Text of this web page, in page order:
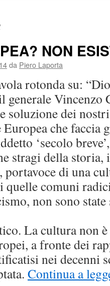
NON
da Piero Laporta
rotonda su:
generale
soluzione dei
Europea che faccia
‘secolo
stragi della storia,
portavoce di una
quelle comuni
non sono state
La cultura non
a fronte dei
nei decenni
Continua a